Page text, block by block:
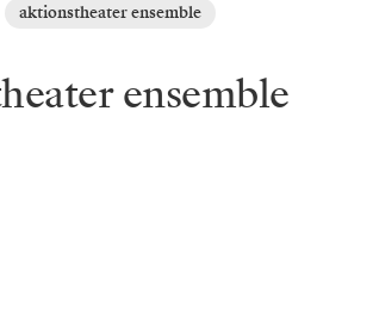
aktionstheater ensemble
ensemble